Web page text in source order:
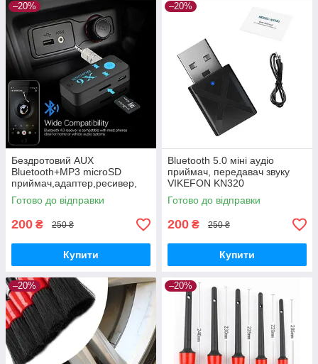
–20%
Бездротовий AUX
Bluetooth+MP3 microSD
приймач,адаптер,ресивер,
ГУЧНИЙ ЗВ'ЯЗОК X6
Готово до відправки
200 ₴ 250 ₴
Купити
–20%
Bluetooth 5.0 міні аудіо
приймач, передавач звуку
VIKEFON KN320
Готово до відправки
200 ₴ 250 ₴
Купити
–20% –20%